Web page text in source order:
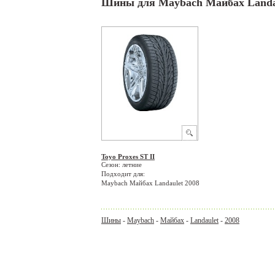
Шины для Maybach Майбах
Toyo Proxes ST II
Сезон: летние
Подходит для:
Maybach Майбах Landaulet 2008
Шины - Maybach - Майбах - Landaulet - 2008